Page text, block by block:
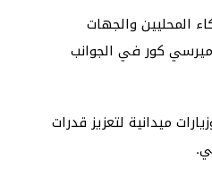
المحليين والجهات
كور في الجوانب
ميدانية لتعزيز قدرات